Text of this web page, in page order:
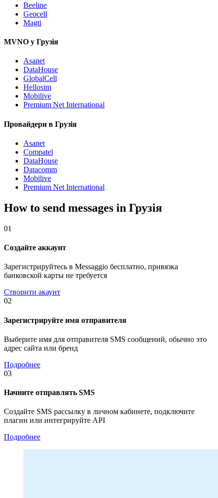
Beeline
Geocell
Magti
MVNO у Грузія
Asanet
DataHouse
GlobalCell
Hellosim
Mobilive
Premium Net International
Провайдери в Грузія
Asanet
Compatel
DataHouse
Datacomm
Mobilive
Premium Net International
How to send messages in Грузія
01
Создайте аккаунт
Зарегистрируйтесь в Messaggio бесплатно, привязка
банковской карты не требуется
Створити акаунт
02
Зарегистрируйте имя отправителя
Выберите имя для отправителя SMS сообщений, обычно это
адрес сайта или бренд
Подробнее
03
Начните отправлять SMS
Создайте SMS рассылку в личном кабинете, подключите
плагин или интегрируйте API
Подробнее